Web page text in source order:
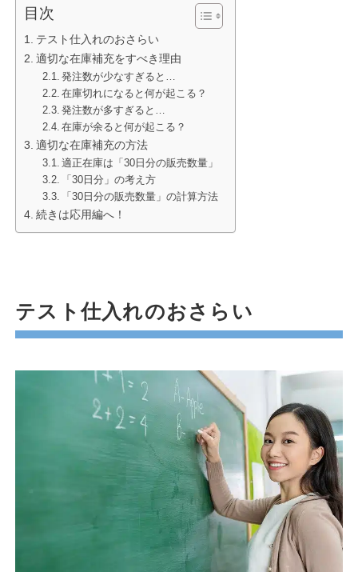
目次
テスト仕入れのおさらい
適切な在庫補充をすべき理由
発注数が少なすぎると…
在庫切れになると何が起こる？
発注数が多すぎると…
在庫が余ると何が起こる？
適切な在庫補充の方法
適正在庫は「30日分の販売数量」
「30日分」の考え方
「30日分の販売数量」の計算方法
続きは応用編へ！
テスト仕入れのおさらい